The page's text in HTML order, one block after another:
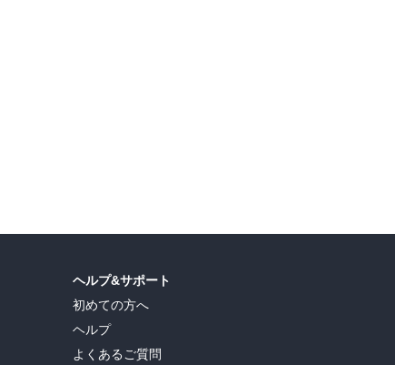
ヘルプ&サポート
初めての方へ
ヘルプ
よくあるご質問